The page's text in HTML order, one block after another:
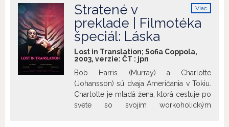
schovaná medzi kvapkami dažďa, v
útržkoch melódie a letmými pohľadmi
náhodných stretnutí. Jeden z
najpôsobivejších filmov Kar-Wai Wonga
ocenený na mnohých medzinárodných
Viac
Stratené v
preklade | Filmotéka
špeciál: Láska
Lost in Translation; Sofia Coppola,
2003, verzie: ČT : jpn
Bob Harris (Murray) a Charlotte
(Johansson) sú dvaja Američania v Tokiu.
Charlotte je mladá žena, ktorá cestuje po
svete so svojim workoholickým